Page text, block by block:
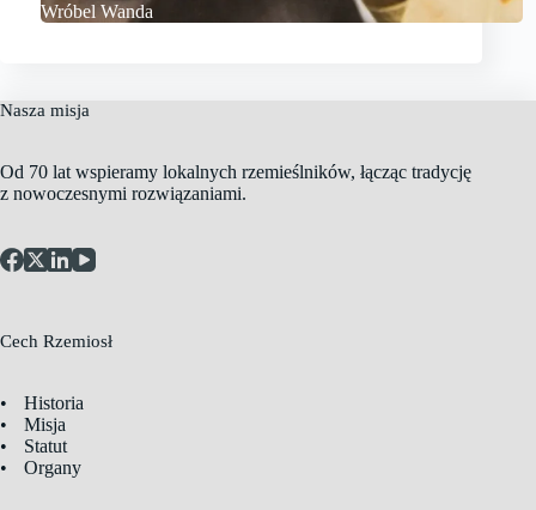
Wróbel Wanda
Nasza misja
Od 70 lat wspieramy lokalnych rzemieślników, łącząc tradycję
z nowoczesnymi rozwiązaniami.
Cech Rzemiosł
Historia
Misja
Statut
Organy